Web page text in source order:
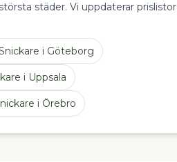
städer. Vi uppdaterar prislistor
i Göteborg
i Uppsala
i Örebro